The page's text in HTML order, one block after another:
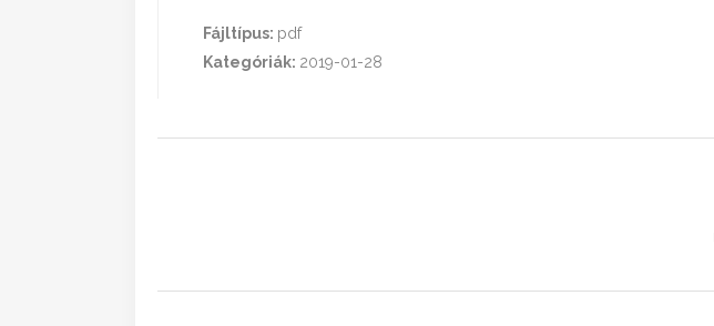
Fájltípus: pdf
Kategóriák: 2019-01-28